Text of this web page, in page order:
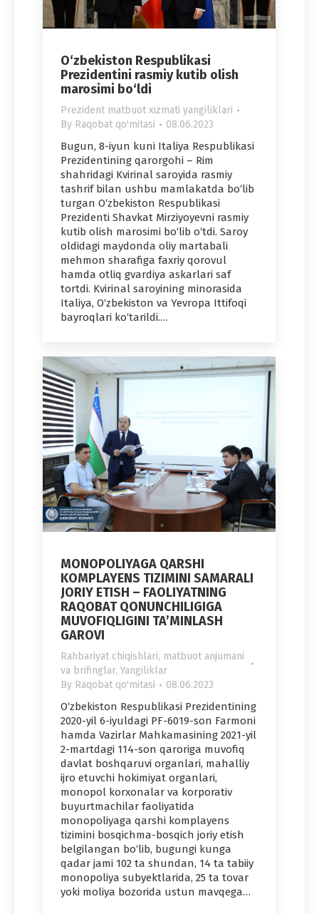
O‘zbekiston Respublikasi
Prezidentini rasmiy kutib olish
marosimi bo‘ldi
Prezident matbuot xizmati yangiliklari
By Raqobat qo'mitasi 08.06.2023
Bugun, 8-iyun kuni Italiya Respublikasi
Prezidentining qarorgohi – Rim
shahridagi Kvirinal saroyida rasmiy
tashrif bilan ushbu mamlakatda bo‘lib
turgan O‘zbekiston Respublikasi
Prezidenti Shavkat Mirziyoyevni rasmiy
kutib olish marosimi bo‘lib o‘tdi. Saroy
oldidagi maydonda oliy martabali
mehmon sharafiga faxriy qorovul
hamda otliq gvardiya askarlari saf
tortdi. Kvirinal saroyining minorasida
Italiya, O‘zbekiston va Yevropa Ittifoqi
bayroqlari ko‘tarildi.…
MONOPOLIYAGA QARSHI
KOMPLAYENS TIZIMINI SAMARALI
JORIY ETISH – FAOLIYATNING
RAQOBAT QONUNCHILIGIGA
MUVOFIQLIGINI TA’MINLASH
GAROVI
Rahbariyat chiqishlari, matbuot anjumani
va brifinglar, Yangiliklar
By Raqobat qo'mitasi 08.06.2023
O‘zbekiston Respublikasi Prezidentining
2020-yil 6-iyuldagi PF-6019-son Farmoni
hamda Vazirlar Mahkamasining 2021-yil
2-martdagi 114-son qaroriga muvofiq
davlat boshqaruvi organlari, mahalliy
ijro etuvchi hokimiyat organlari,
monopol korxonalar va korporativ
buyurtmachilar faoliyatida
monopoliyaga qarshi komplayens
tizimini bosqichma-bosqich joriy etish
belgilangan bo‘lib, bugungi kunga
qadar jami 102 ta shundan, 14 ta tabiiy
monopoliya subyektlarida, 25 ta tovar
yoki moliya bozorida ustun mavqega…